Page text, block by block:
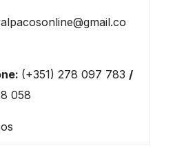
(+351) 278 097 783 /
058